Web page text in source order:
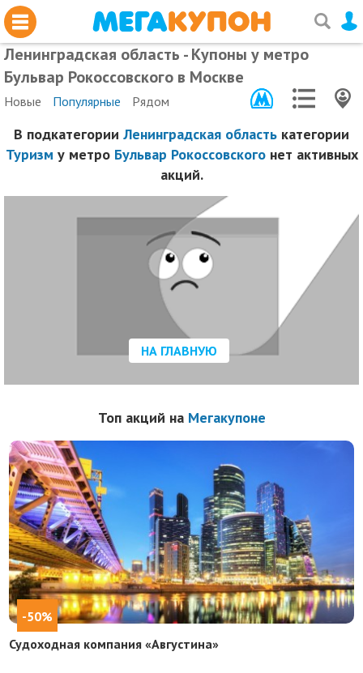
Ленинградская область - Купоны у метро
Бульвар Рокоссовского в Москве
Новые Популярные Рядом
В подкатегории Ленинградская область категории
Туризм у метро Бульвар Рокоссовскогонет активных
акций.
НА ГЛАВНУЮ
Топ акций на Мегакупоне
-50%
Судоходная компания «Августина»